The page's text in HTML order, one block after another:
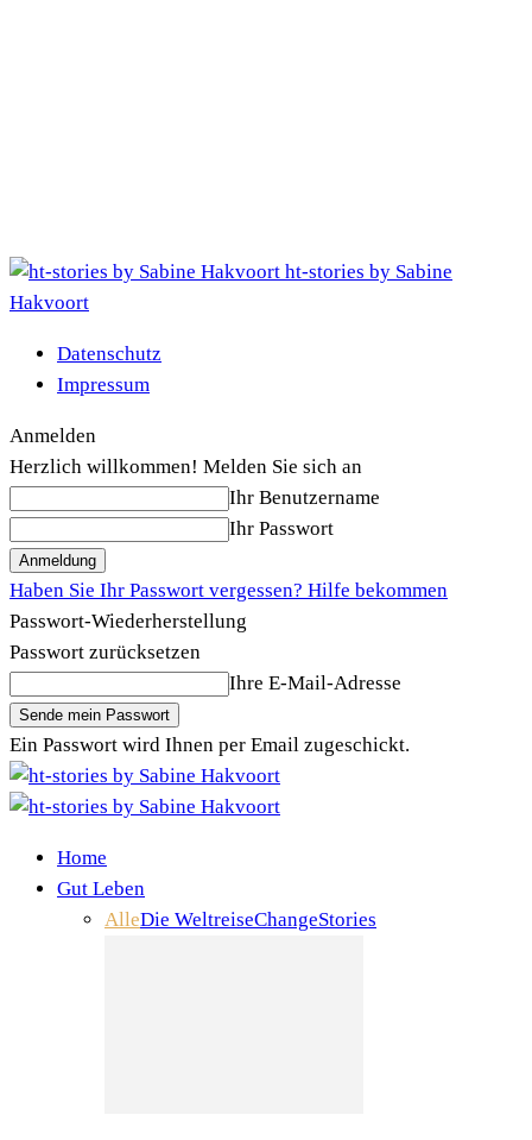
ht-stories by Sabine
Hakvoort
Datenschutz
Impressum
Anmelden
Herzlich willkommen! Melden Sie sich an
Ihr Benutzername
Ihr Passwort
Haben Sie Ihr Passwort vergessen? Hilfe bekommen
Passwort-Wiederherstellung
Passwort zurücksetzen
Ihre E-Mail-Adresse
Ein Passwort wird Ihnen per Email zugeschickt.
Home
Gut Leben
AlleDie WeltreiseChangeStories